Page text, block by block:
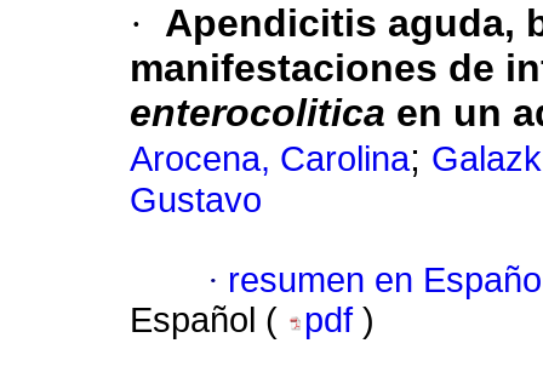
·
Apendicitis aguda,
manifestaciones de
enterocolitica en un
Arocena, Carolina;
Gustavo
· resumen en
Español (
pdf )